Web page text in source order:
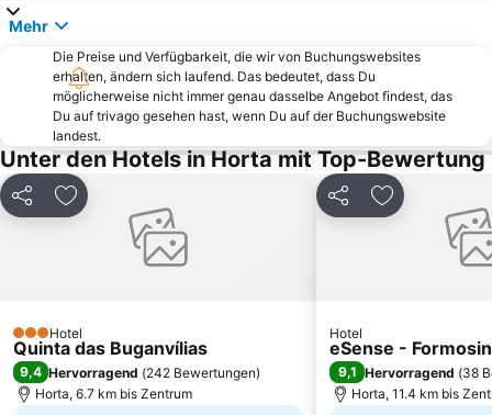
Mehr
Die Preise und Verfügbarkeit, die wir von Buchungswebsites
erhalten, ändern sich laufend. Das bedeutet, dass Du
möglicherweise nicht immer genau dasselbe Angebot findest, das
Du auf trivago gesehen hast, wenn Du auf der Buchungswebsite
landest.
Unter den Hotels in Horta mit Top-Bewertung
Teilen Zu Favoriten hinzufügen
3 Sterne
Hotel
Quinta das Buganvílias
9,4 Hervorragend (242 Bewertungen)
Horta, 6.7 km bis Zentrum
Teilen Zu Favoriten
Hotel
eSense -
9,1 Hervorragend (38
Horta, 11.4 km bis